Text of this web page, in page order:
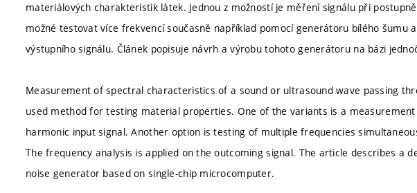
materiálových charakteristik látek. Jednou z možností je měření signálu při
možné testovat více frekvencí současně například pomocí generátoru bílého šumu
výstupního signálu. Článek popisuje návrh a výrobu tohoto generátoru na bázi
Measurement of spectral characteristics of a sound or ultrasound wave passing
used method for testing material properties. One of the variants is a
harmonic input signal. Another option is testing of multiple frequencies
The frequency analysis is applied on the outcoming signal. The article describes a
noise generator based on single-chip microcomputer.